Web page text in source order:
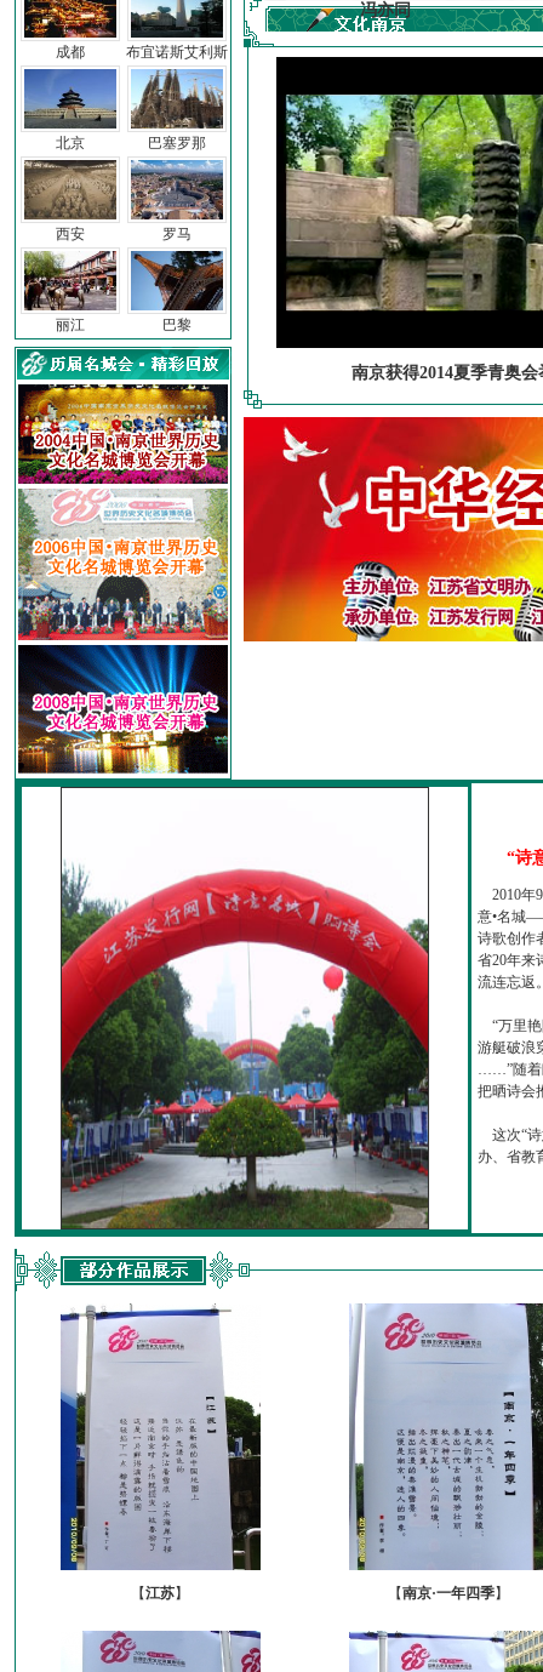
成都
北京
西安
丽江
布宜诺斯艾利斯
巴塞罗那
罗马
巴黎
前子 冯亦同
南京获得2014夏季青奥会
“诗
2010年
意•名城
诗歌创作
省20年来
流连忘返
“万里艳
游艇破浪
……”随着
把晒诗会
这次“诗
办、省教
【江苏】 【南京·一年四季】